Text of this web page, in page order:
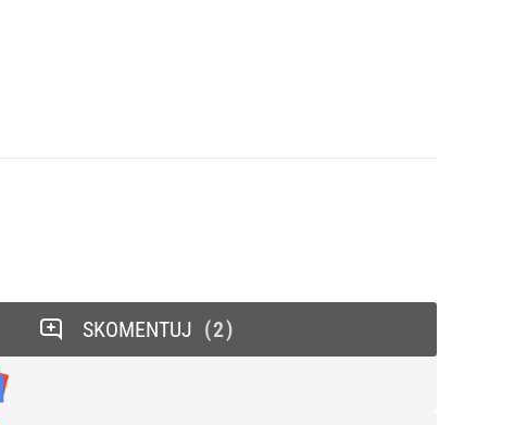
SKOMENTUJ 2